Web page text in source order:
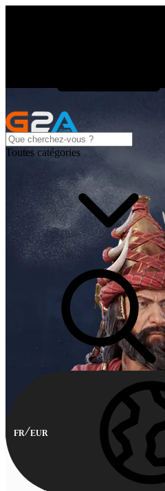
Toutes catégories
FR EUR